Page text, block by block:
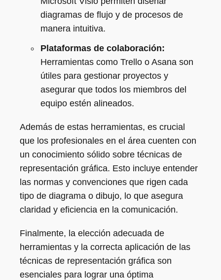
diagramas de flujo y de procesos de
manera intuitiva.
Plataformas de colaboración:
Herramientas como Trello o Asana son
útiles para gestionar proyectos y
asegurar que todos los miembros del
equipo estén alineados.
Además de estas herramientas, es crucial
que los profesionales en el área cuenten con
un conocimiento sólido sobre técnicas de
representación gráfica. Esto incluye entender
las normas y convenciones que rigen cada
tipo de diagrama o dibujo, lo que asegura
claridad y eficiencia en la comunicación.
Finalmente, la elección adecuada de
herramientas y la correcta aplicación de las
técnicas de representación gráfica son
esenciales para lograr una óptima